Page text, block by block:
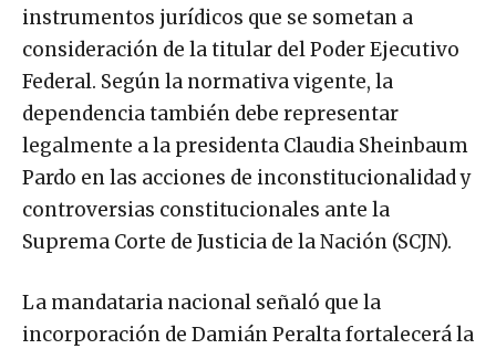
instrumentos jurídicos que se sometan a
consideración de la titular del Poder Ejecutivo
Federal. Según la normativa vigente, la
dependencia también debe representar
legalmente a la presidenta Claudia Sheinbaum
Pardo en las acciones de inconstitucionalidad y
controversias constitucionales ante la
Suprema Corte de Justicia de la Nación (SCJN).
La mandataria nacional señaló que la
incorporación de Damián Peralta fortalecerá la